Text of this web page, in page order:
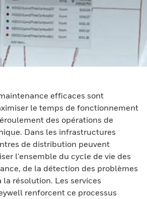
efficaces sont
le temps de fonctionnement
des opérations de
Dans les infrastructures
de distribution peuvent
l'ensemble du cycle de vie des
de la détection des problèmes
résolution. Les services
renforcent ce processus